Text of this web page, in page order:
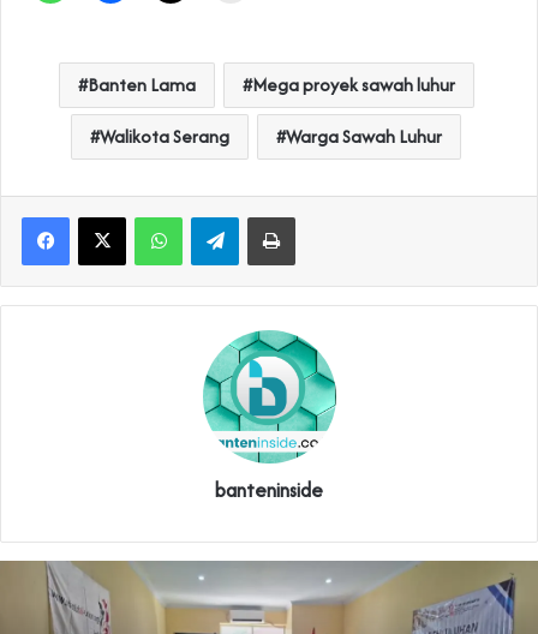
Banten Lama Mega proyek sawah luhur
Walikota Serang Warga Sawah Luhur
WhatsAppTelegramPrint
banteninside